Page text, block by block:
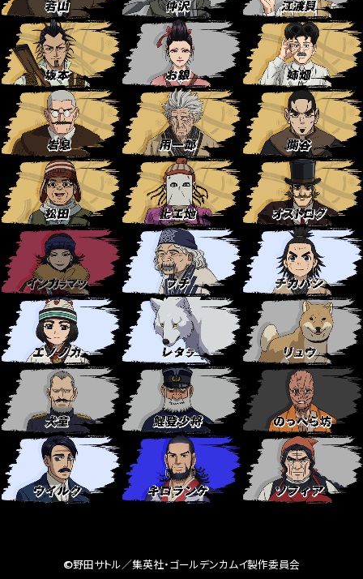
©野田サトル／集英社・ゴールデンカムイ製作委員会